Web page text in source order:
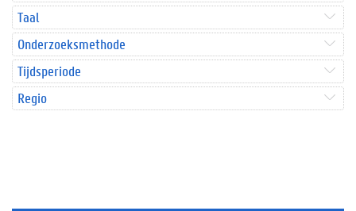
Taal
Onderzoeksmethode
Tijdsperiode
Regio